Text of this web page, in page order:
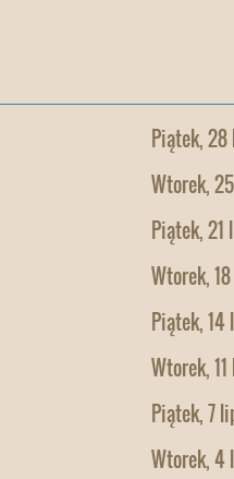
Piątek, 28
Wtorek,
Piątek, 21
Wtorek,
Piątek, 14
Wtorek,
Piątek, 7
Wtorek, 4